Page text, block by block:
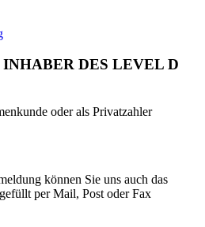
DES LEVEL D
oder als Privatzahler
können Sie uns auch das
per Mail, Post oder Fax